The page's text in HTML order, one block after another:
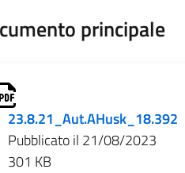
principale
23.8.21_Aut.AHusk_18.392
Pubblicato il 21/08/2023
301 KB